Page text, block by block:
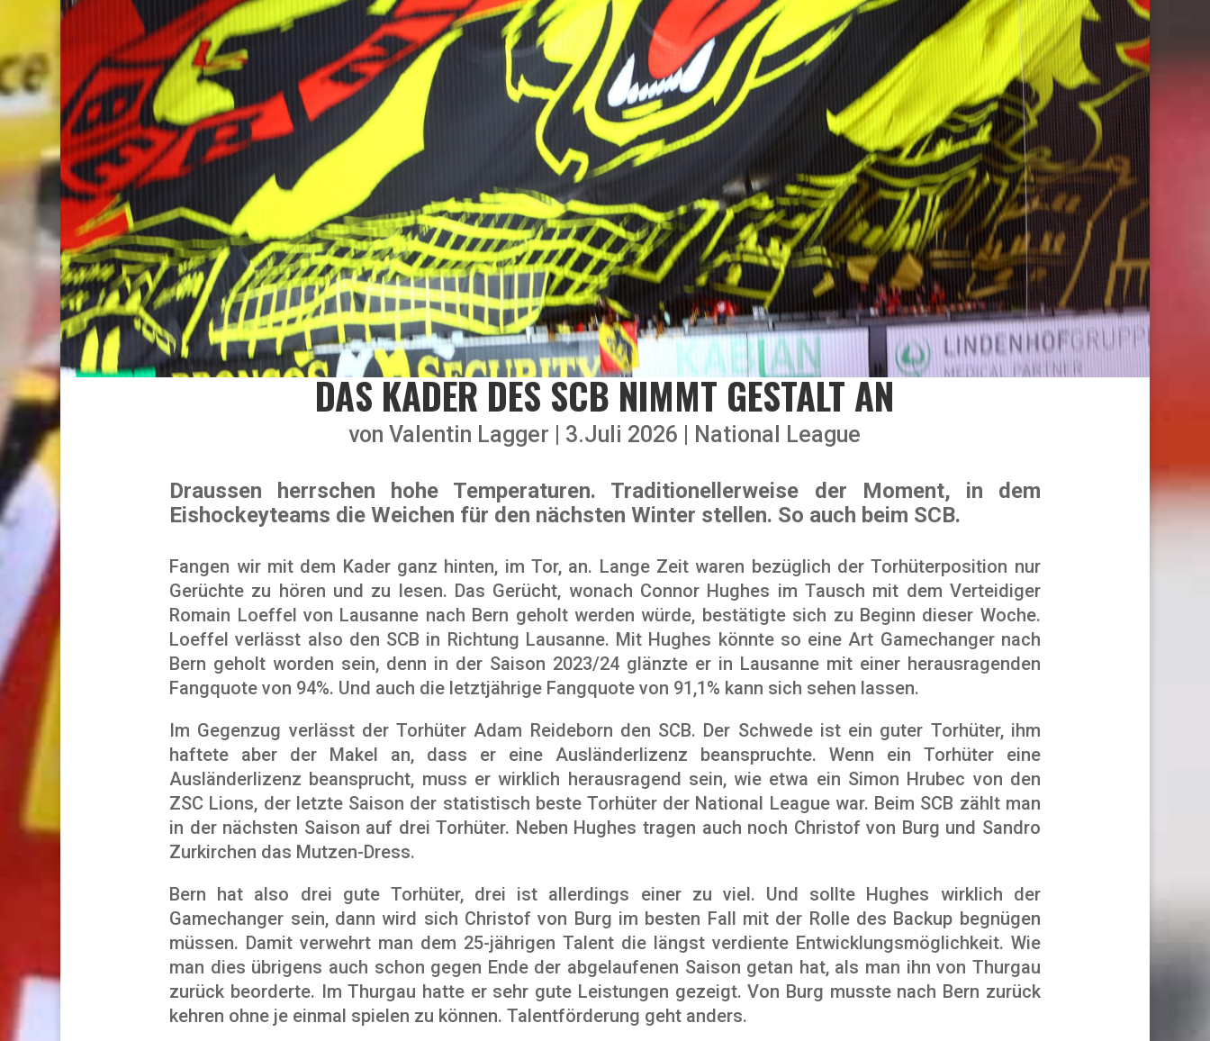
DAS KADER DES SCB NIMMT GESTALT AN
vonValentin Lagger 3.Juli 2026 National League
Draussen herrschen hohe Temperaturen. Traditionellerweise der Moment, in dem
Eishockeyteams die Weichen für den nächsten Winter stellen. So auch beim SCB.
Fangen wir mit dem Kader ganz hinten, im Tor, an. Lange Zeit waren bezüglich der Torhüterposition nur
Gerüchte zu hören und zu lesen. Das Gerücht, wonach Connor Hughes im Tausch mit dem Verteidiger
Romain Loeffel von Lausanne nach Bern geholt werden würde, bestätigte sich zu Beginn dieser Woche.
Loeffel verlässt also den SCB in Richtung Lausanne. Mit Hughes könnte so eine Art Gamechanger nach
Bern geholt worden sein, denn in der Saison 2023/24 glänzte er in Lausanne mit einer herausragenden
Fangquote von 94%. Und auch die letztjährige Fangquote von 91,1% kann sich sehen lassen.
Im Gegenzug verlässt der Torhüter Adam Reideborn den SCB. Der Schwede ist ein guter Torhüter, ihm
haftete aber der Makel an, dass er eine Ausländerlizenz beanspruchte. Wenn ein Torhüter eine
Ausländerlizenz beansprucht, muss er wirklich herausragend sein, wie etwa ein Simon Hrubec von den
ZSC Lions, der letzte Saison der statistisch beste Torhüter der National League war. Beim SCB zählt man
in der nächsten Saison auf drei Torhüter. Neben Hughes tragen auch noch Christof von Burg und Sandro
Zurkirchen das Mutzen-Dress.
Bern hat also drei gute Torhüter, drei ist allerdings einer zu viel. Und sollte Hughes wirklich der
Gamechanger sein, dann wird sich Christof von Burg im besten Fall mit der Rolle des Backup begnügen
müssen. Damit verwehrt man dem 25-jährigen Talent die längst verdiente Entwicklungsmöglichkeit. Wie
man dies übrigens auch schon gegen Ende der abgelaufenen Saison getan hat, als man ihn von Thurgau
zurück beorderte. Im Thurgau hatte er sehr gute Leistungen gezeigt. Von Burg musste nach Bern zurück
kehren ohne je einmal spielen zu können. Talentförderung geht anders.